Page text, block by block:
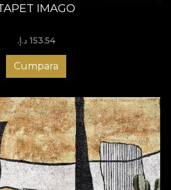
IMAGO
153.54 د.إ.‏
Cumpara